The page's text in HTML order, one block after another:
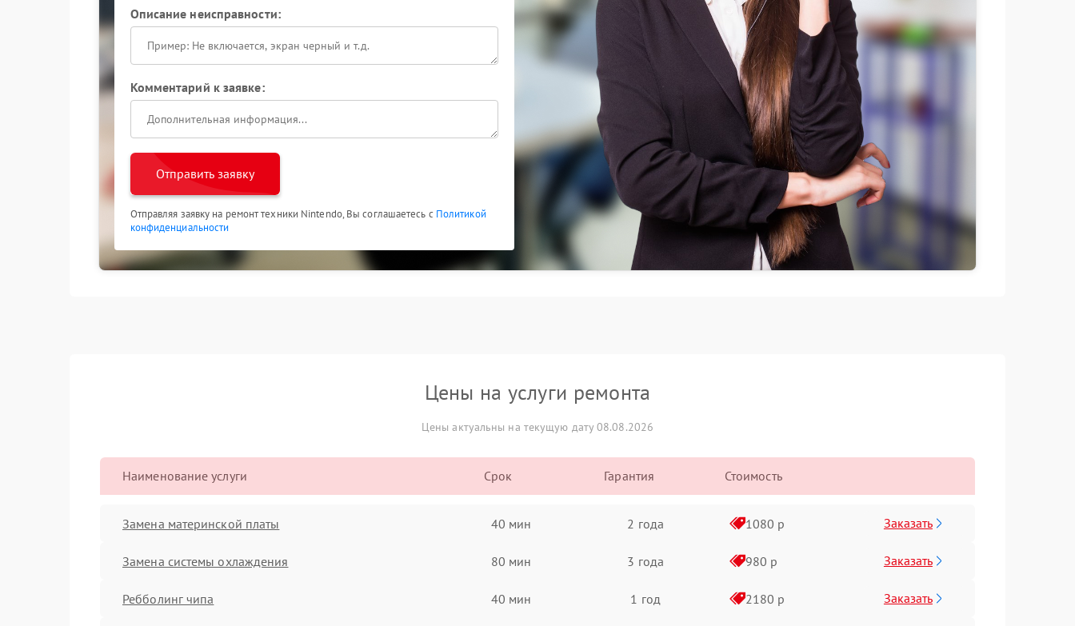
Описание неисправности:
Комментарий к заявке:
Отправить заявку
Отправляя заявку на ремонт техники Nintendo, Вы соглашаетесь с Политикой
конфиденциальности
Цены на услуги ремонта
Цены актуальны на текущую дату 08.08.2026
Наименование услуги Срок Гарантия Стоимость
Замена материнской платы 40 мин 2 года 1080 р Заказать
Замена системы охлаждения 80 мин 3 года 980 р Заказать
Ребболинг чипа 40 мин 1 год 2180 р Заказать